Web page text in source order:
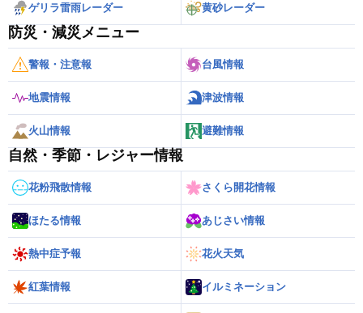
ゲリラ雷雨レーダー 黄砂レーダー
防災・減災メニュー
警報・注意報 台風情報
地震情報 津波情報
火山情報 避難情報
自然・季節・レジャー情報
花粉飛散情報 さくら開花情報
ほたる情報 あじさい情報
熱中症予報 花火天気
紅葉情報 イルミネーション